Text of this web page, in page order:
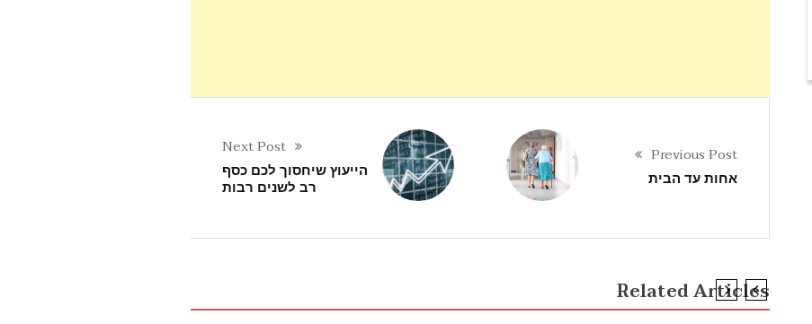
Previous Post
אחות עד הבית
Next Post
הייעוץ שיחסוך לכם כסף
רב לשנים רבות
Related Articles